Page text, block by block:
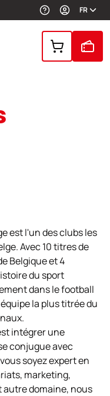
FR
est l'un des clubs les
Avec 10 titres de
Belgique et 4
du sport
dans le football
la plus titrée du
intégrer une
conjugue avec
soyez expert en
marketing,
domaine, nous